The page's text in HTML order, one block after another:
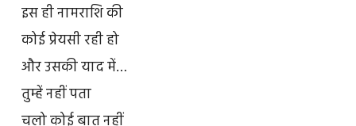
इस ही नामराशि की
कोई प्रेयसी रही हो
और उसकी याद में…
तुम्हें नहीं पता